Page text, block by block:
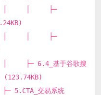
│ ├─
│ ├─
基于谷歌搜
(123.74KB)
交易系统